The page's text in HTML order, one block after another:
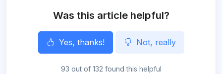
Was this article helpful?
Yes, thanks! Not, really
93 out of 132 found this helpful